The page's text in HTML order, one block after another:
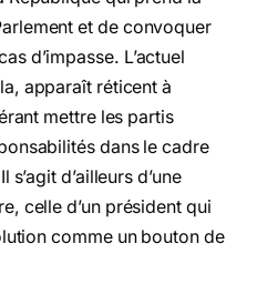
et de convoquer
d’impasse. L’actuel
apparaît réticent à
mettre les partis
dans le cadre
d’ailleurs d’une
celle d’un président qui
comme un bouton de